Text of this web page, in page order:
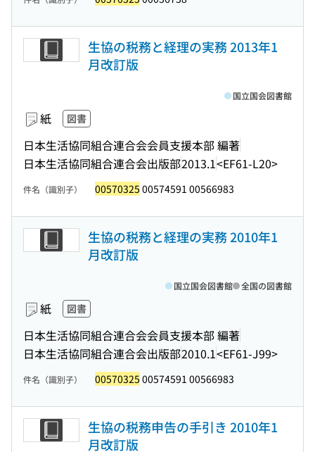
生協の税務と経理の実務 2013年1
月改訂版
紙 図書
日本生活協同組合連合会会員支援本部 編著
日本生活協同組合連合会出版部2013.1<EF61-L20>
国立国会図書館
件名（識別子） 00570325 00574591 00566983
生協の税務と経理の実務 2010年1
月改訂版
紙 図書
日本生活協同組合連合会会員支援本部 編著
日本生活協同組合連合会出版部2010.1<EF61-J99>
国立国会図書館 全国の図書館
件名（識別子） 00570325 00574591 00566983
生協の税務申告の手引き 2010年1
月改訂版